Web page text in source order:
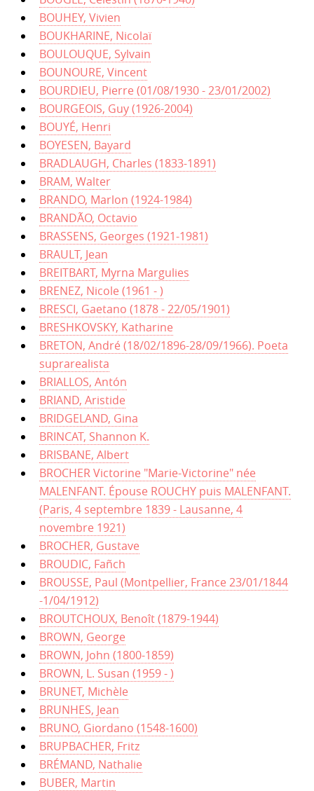
BOUHEY, Vivien
BOUKHARINE, Nicolaï
BOULOUQUE, Sylvain
BOUNOURE, Vincent
BOURDIEU, Pierre (01/08/1930 - 23/01/2002)
BOURGEOIS, Guy (1926-2004)
BOUYÉ, Henri
BOYESEN, Bayard
BRADLAUGH, Charles (1833-1891)
BRAM, Walter
BRANDO, Marlon (1924-1984)
BRANDÃO, Octavio
BRASSENS, Georges (1921-1981)
BRAULT, Jean
BREITBART, Myrna Margulies
BRENEZ, Nicole (1961 - )
BRESCI, Gaetano (1878 - 22/05/1901)
BRESHKOVSKY, Katharine
BRETON, André (18/02/1896-28/09/1966). Poeta
suprarealista
BRIALLOS, Antón
BRIAND, Aristide
BRIDGELAND, Gina
BRINCAT, Shannon K.
BRISBANE, Albert
BROCHER Victorine "Marie-Victorine" née
MALENFANT. Épouse ROUCHY puis MALENFANT.
(Paris, 4 septembre 1839 - Lausanne, 4
novembre 1921)
BROCHER, Gustave
BROUDIC, Fañch
BROUSSE, Paul (Montpellier, France 23/01/1844
-1/04/1912)
BROUTCHOUX, Benoît (1879-1944)
BROWN, George
BROWN, John (1800-1859)
BROWN, L. Susan (1959 - )
BRUNET, Michèle
BRUNHES, Jean
BRUNO, Giordano (1548-1600)
BRUPBACHER, Fritz
BRÉMAND, Nathalie
BUBER, Martin